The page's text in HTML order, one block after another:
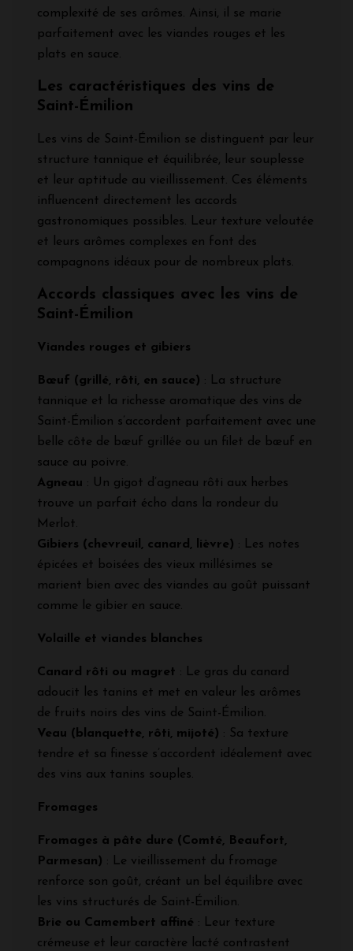
complexité de ses arômes. Ainsi, il se marie
parfaitement avec les viandes rouges et les
plats en sauce.
Les caractéristiques des vins de
Saint-Émilion
Les vins de Saint-Émilion se distinguent par leur
structure tannique et équilibrée, leur souplesse
et leur aptitude au vieillissement. Ces éléments
influencent directement les accords
gastronomiques possibles. Leur texture veloutée
et leurs arômes complexes en font des
compagnons idéaux pour de nombreux plats.
Accords classiques avec les vins de
Saint-Émilion
Viandes rouges et gibiers
Bœuf (grillé, rôti, en sauce) : La structure
tannique et la richesse aromatique des vins de
Saint-Émilion s’accordent parfaitement avec une
belle côte de bœuf grillée ou un filet de bœuf en
sauce au poivre.
Agneau : Un gigot d’agneau rôti aux herbes
trouve un parfait écho dans la rondeur du
Merlot.
Gibiers (chevreuil, canard, lièvre) : Les notes
épicées et boisées des vieux millésimes se
marient bien avec des viandes au goût puissant
comme le gibier en sauce.
Volaille et viandes blanches
Canard rôti ou magret : Le gras du canard
adoucit les tanins et met en valeur les arômes
de fruits noirs des vins de Saint-Émilion.
Veau (blanquette, rôti, mijoté) : Sa texture
tendre et sa finesse s’accordent idéalement avec
des vins aux tanins souples.
Fromages
Fromages à pâte dure (Comté, Beaufort,
Parmesan) : Le vieillissement du fromage
renforce son goût, créant un bel équilibre avec
les vins structurés de Saint-Émilion.
Brie ou Camembert affiné : Leur texture
crémeuse et leur caractère lacté contrastent